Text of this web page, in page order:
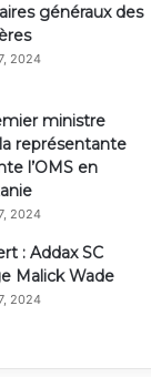
généraux des
2024
ministre
représentante
l’OMS en
2024
: Addax SC
Malick Wade
2024